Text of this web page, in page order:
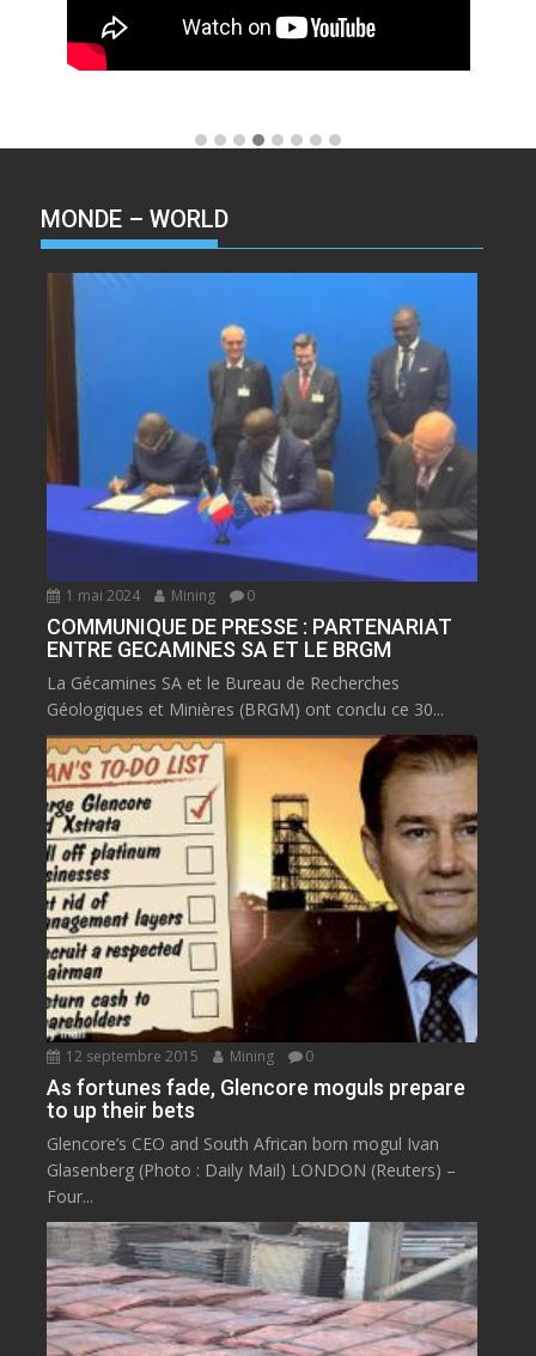
MONDE – WORLD
1 mai 2024 Mining 0
COMMUNIQUE DE PRESSE : PARTENARIAT
ENTRE GECAMINES SA ET LE BRGM
La Gécamines SA et le Bureau de Recherches
Géologiques et Minières (BRGM) ont conclu ce 30...
12 septembre 2015 Mining 0
As fortunes fade, Glencore moguls prepare
to up their bets
Glencore’s CEO and South African born mogul Ivan
Glasenberg (Photo : Daily Mail) LONDON (Reuters) –
Four...